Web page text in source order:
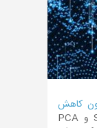
کاهش
»، در مورد SVD و PCA